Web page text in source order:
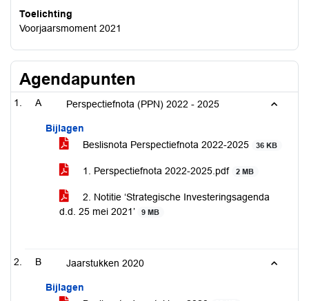
Toelichting
Voorjaarsmoment 2021
Agendapunten
A Perspectiefnota (PPN) 2022 - 2025
Bijlagen
Beslisnota Perspectiefnota 2022-2025
36 KB
1. Perspectiefnota 2022-2025.pdf 2 MB
2. Notitie ‘Strategische Investeringsagenda
d.d. 25 mei 2021’
9 MB
B Jaarstukken 2020
Bijlagen